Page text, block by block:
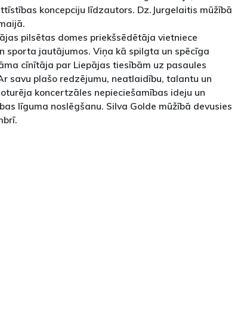
koncepciju līdzautors. Dz.Jurgelaitis mūžībā
pilsētas domes priekšsēdētāja vietniece
sporta jautājumos. Viņa kā spilgta un spēcīga
cīnītāja par Liepājas tiesībām uz pasaules
savu plašo redzējumu, neatlaidību, talantu un
koncertzāles nepieciešamības ideju un
līguma noslēgšanu. Silva Golde mūžībā devusies